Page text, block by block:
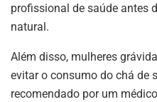
profissional de saúde antes
natural.
Além disso, mulheres
evitar o consumo do chá de
recomendado por um